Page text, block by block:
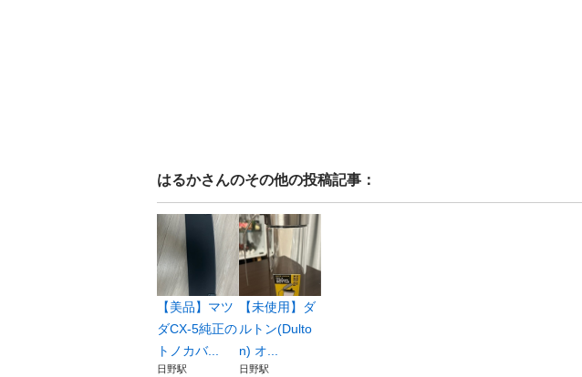
はるかさんのその他の投稿記事：
【美品】マツ
ダCX-5純正の
トノカバ...
日野駅
【未使用】ダ
ルトン(Dulto
n) オ...
日野駅